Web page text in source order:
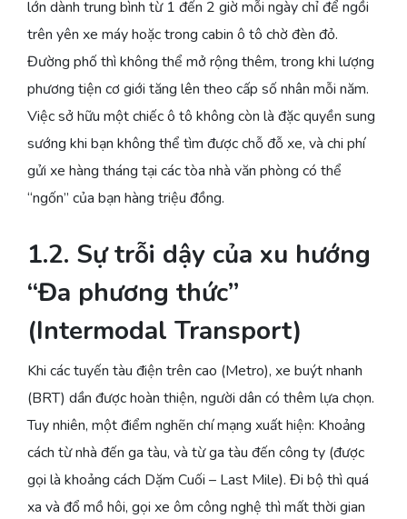
lớn dành trung bình từ 1 đến 2 giờ mỗi ngày chỉ để ngồi
trên yên xe máy hoặc trong cabin ô tô chờ đèn đỏ.
Đường phố thì không thể mở rộng thêm, trong khi lượng
phương tiện cơ giới tăng lên theo cấp số nhân mỗi năm.
Việc sở hữu một chiếc ô tô không còn là đặc quyền sung
sướng khi bạn không thể tìm được chỗ đỗ xe, và chi phí
gửi xe hàng tháng tại các tòa nhà văn phòng có thể
“ngốn” của bạn hàng triệu đồng.
1.2. Sự trỗi dậy của xu hướng
“Đa phương thức”
(Intermodal Transport)
Khi các tuyến tàu điện trên cao (Metro), xe buýt nhanh
(BRT) dần được hoàn thiện, người dân có thêm lựa chọn.
Tuy nhiên, một điểm nghẽn chí mạng xuất hiện: Khoảng
cách từ nhà đến ga tàu, và từ ga tàu đến công ty (được
gọi là khoảng cách Dặm Cuối – Last Mile). Đi bộ thì quá
xa và đổ mồ hôi, gọi xe ôm công nghệ thì mất thời gian